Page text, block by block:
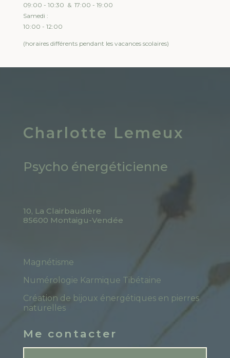
09:00 - 10:30 & 17:00 - 19:00
Samedi :
10:00 - 12:00
(horaires différents pendant les vacances scolaires)
Charlotte Lemeux
Psycho énergéticienne
10, La Clairbaudière
85600 Montaigu-Vendée
Magnétisme
Numérologie Karmique Tibétaine
Création de bijoux énergétiques en pierres
naturelles
Me contacter